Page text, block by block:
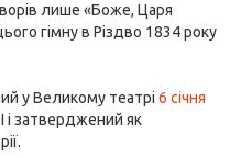
лише «Боже, Царя
гімну в Різдво 1834 року
у Великому театрі 6 січня
затверджений як